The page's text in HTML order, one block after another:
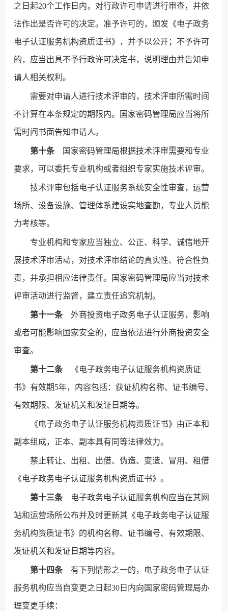
之日起20个工作日内，对行政许可申请进行审查，并依
法作出是否许可的决定。准予许可的，颁发《电子政务
电子认证服务机构资质证书》，并予以公开；不予许可
的，应当出具不予行政许可决定书，说明理由并告知申
请人相关权利。
需要对申请人进行技术评审的，技术评审所需时间
不计算在本条规定的期限内。国家密码管理局应当将所
需时间书面告知申请人。
第十条国家密码管理局根据技术评审需要和专业
要求，可以委托专业机构或者组织专家实施技术评审。
技术评审包括电子认证服务系统安全性审查，运营
场所、设备设施、管理体系建设实地查勘，专业人员能
力考核等。
专业机构和专家应当独立、公正、科学、诚信地开
展技术评审活动，对技术评审结论的真实性、符合性负
责，并承担相应法律责任。国家密码管理局应当对技术
评审活动进行监督，建立责任追究机制。
第十一条外商投资电子政务电子认证服务，影响
或者可能影响国家安全的，应当依法进行外商投资安全
审查。
第十二条《电子政务电子认证服务机构资质证
书》有效期5年，内容包括：获证机构名称、证书编号、
有效期限、发证机关和发证日期等。
《电子政务电子认证服务机构资质证书》由正本和
副本组成，正本、副本具有同等法律效力。
禁止转让、出租、出借、伪造、变造、冒用、租借
《电子政务电子认证服务机构资质证书》。
第十三条电子政务电子认证服务机构应当在其网
站和运营场所公布并及时更新其《电子政务电子认证服
务机构资质证书》的机构名称、证书编号、有效期限、
发证机关和发证日期等内容。
第十四条有下列情形之一的，电子政务电子认证
服务机构应当自变更之日起30日内向国家密码管理局办
理变更手续：